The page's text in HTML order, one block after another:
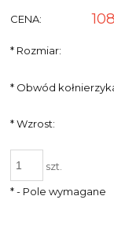
CENA:
* Rozmiar:
* Obwód
*Wzrost:
szt.
*- Pole wymagane